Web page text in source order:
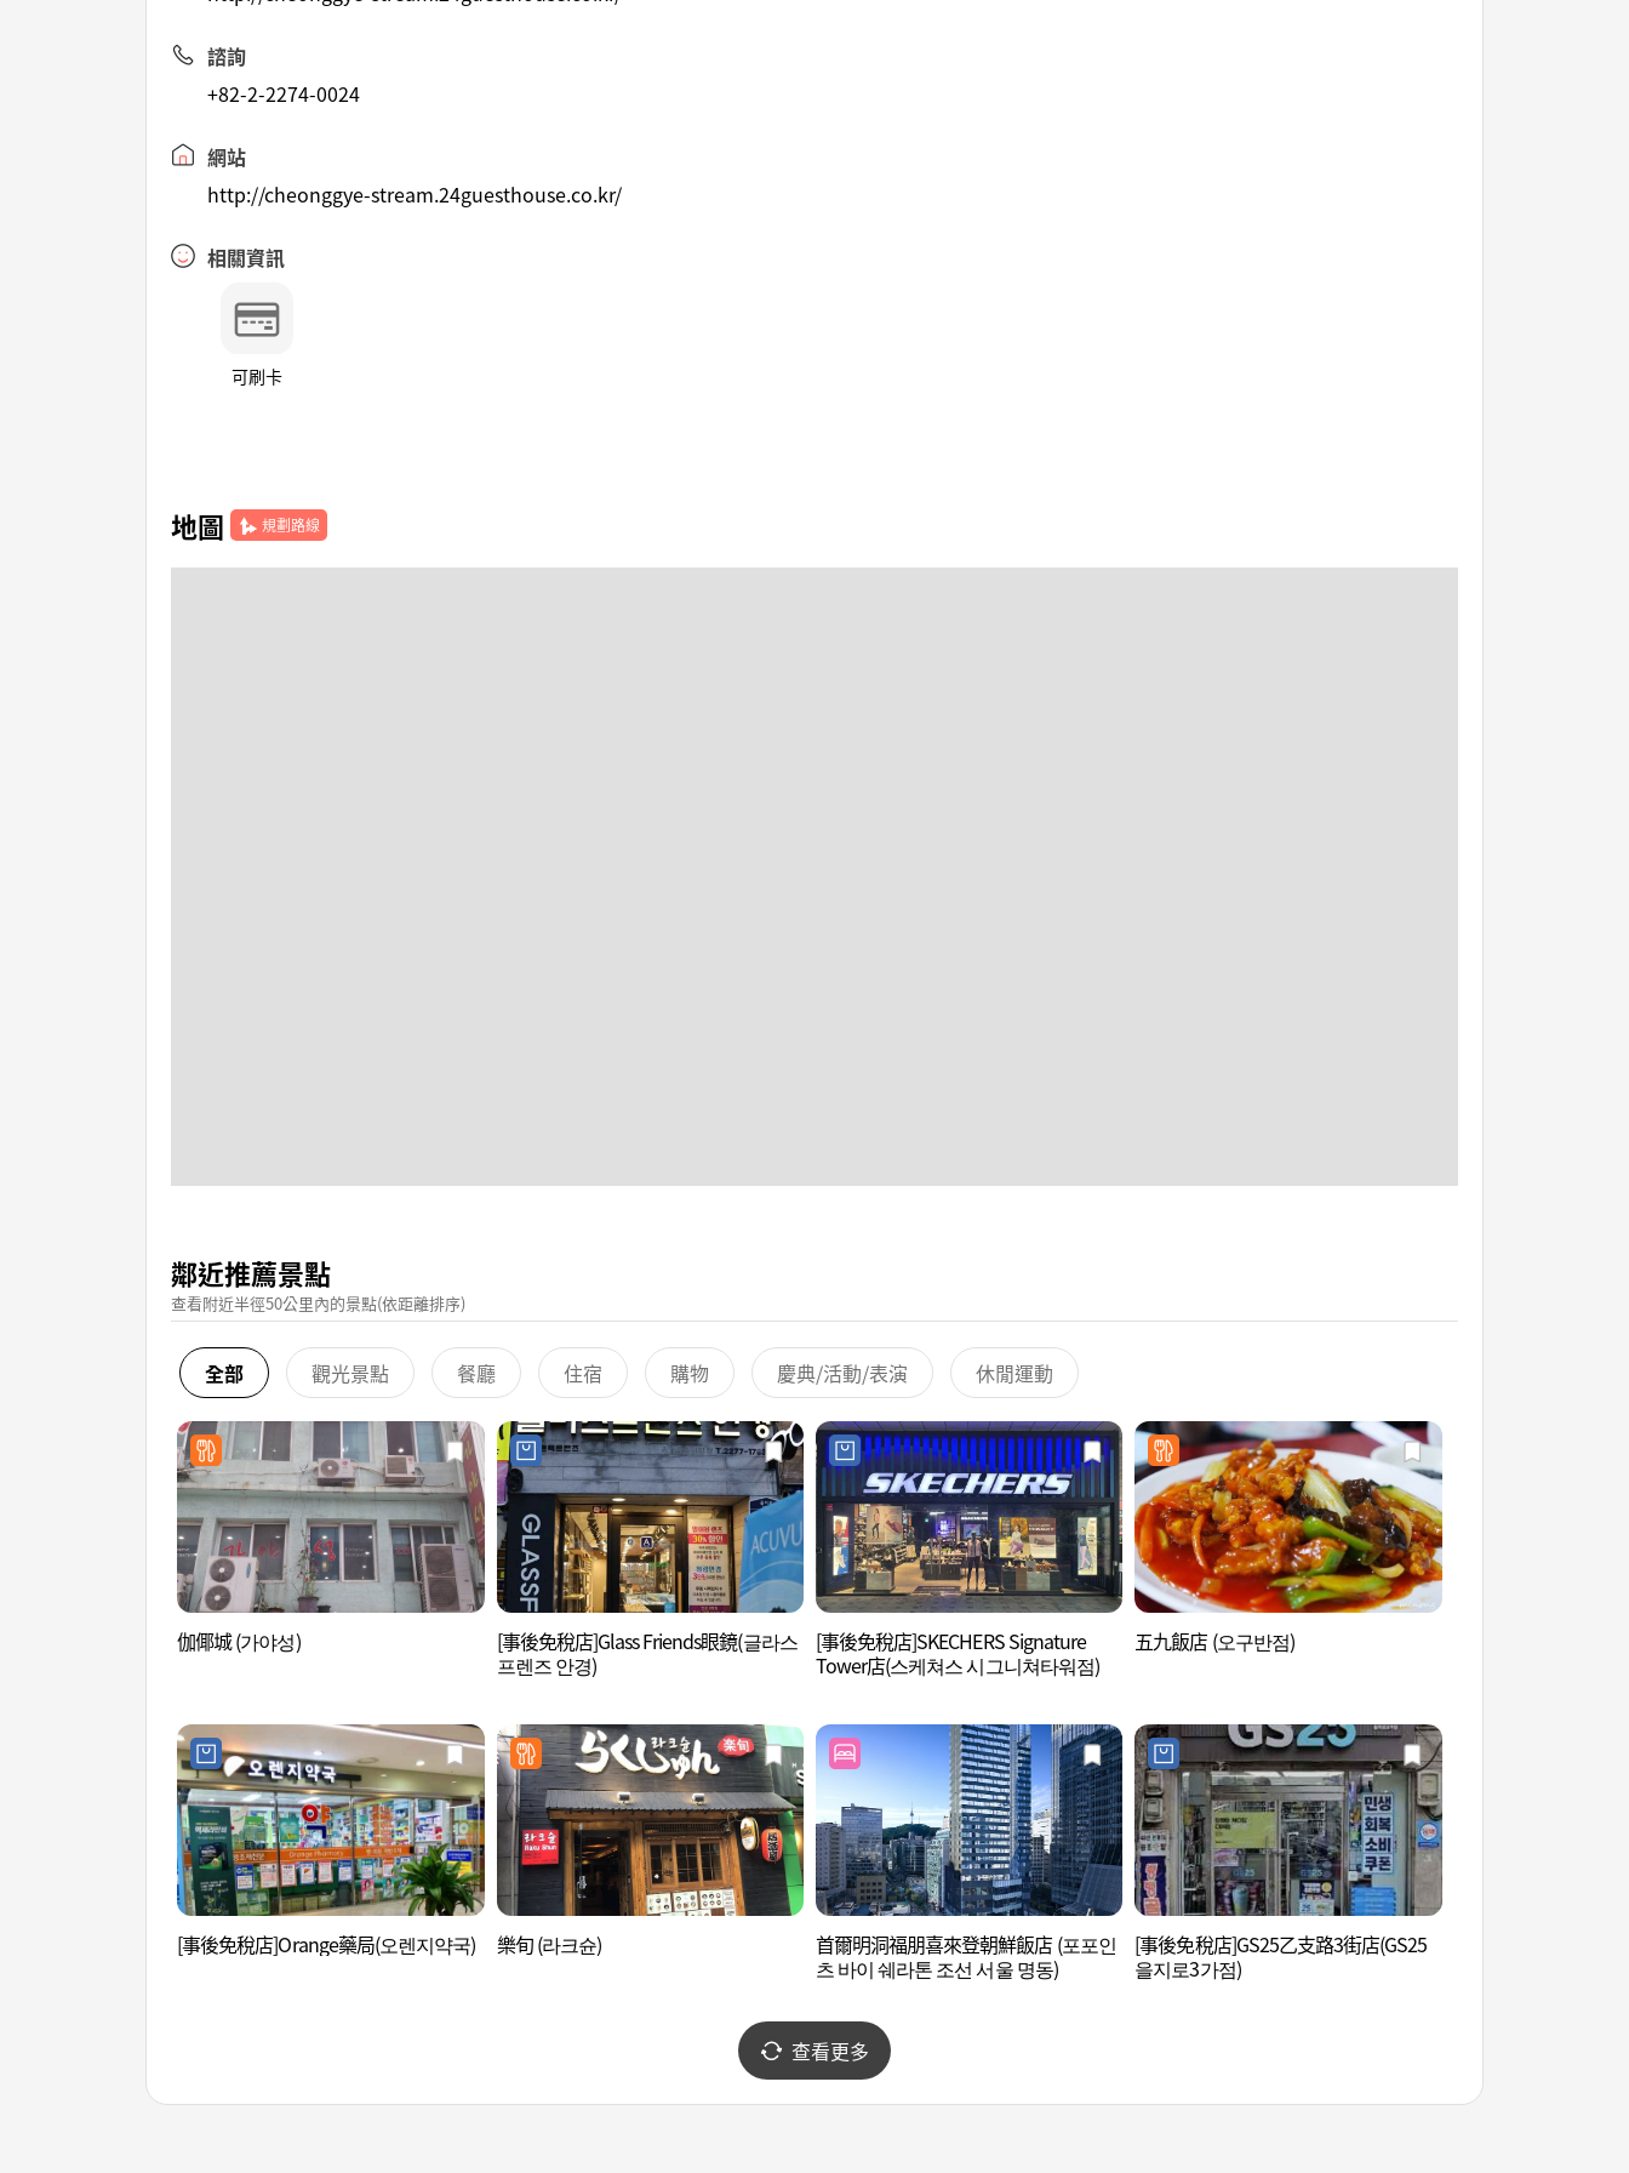
諮詢
+82-2-2274-0024
網站
http://cheonggye-stream.24guesthouse.co.kr/
相關資訊
可刷卡
地圖 規劃路線
鄰近推薦景點
查看附近半徑50公里內的景點(依距離排序)
全部 觀光景點 餐廳 住宿 購物 慶典/活動/表演 休閒運動
伽倻城 (가야성)
[事後免稅店]Glass Friends眼鏡(글라스
프렌즈 안경)
[事後免稅店]SKECHERS Signature
Tower店(스케쳐스 시그니쳐타워점)
五九飯店 (오구반점)
[事後免稅店]Orange藥局(오렌지약국) 樂旬 (라크슌)
首爾明洞福朋喜來登朝鮮飯店 (포포인
츠 바이 쉐라톤 조선 서울 명동)
[事後免稅店]GS25乙支路3街店(GS25
을지로3가점)
查看更多